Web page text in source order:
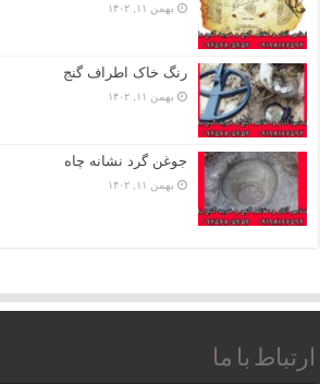
بهمن ۱۱, ۱۴۰۲
رنگ خاک اطراف گنج
بهمن ۱۱, ۱۴۰۲
جوغن گرد نشانه چاه
بهمن ۱۱, ۱۴۰۲
ارتباط با ما